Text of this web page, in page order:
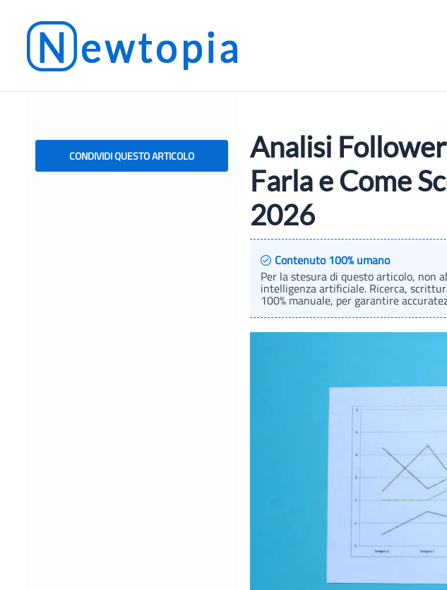
contenuto
CONDIVIDI QUESTO ARTICOLO
Analisi
Farla e Come
2026
Contenuto 100% umano
Per la stesura di questo articolo, non
intelligenza artificiale. Ricerca,
100% manuale, per garantire